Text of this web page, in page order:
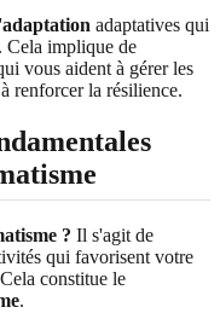
adaptatives qui
Cela implique de
vous aident à gérer les
renforcer la résilience.
? Il s'agit de
qui favorisent votre
constitue le
.